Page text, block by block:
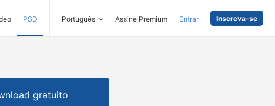
PSD Português Assine Premium Entrar Inscreva-se
gratuito